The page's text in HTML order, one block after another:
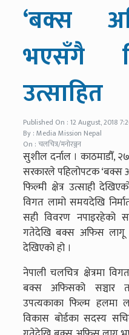
‘बक्स
भएसँगै
उत्साहित
Published On : 12 August, 2018
By : Media Mission Nepal
On : चलचित्र/मनोरञ्जन
सुशील दर्नाल । काठमाडौँ,
सरकारले पहिलोपटक ‘बक्स
फिल्मी क्षेत्र उत्साही
विगत लामो समयदेखि
सही विवरण नपाइरहेको
गतेदेखि बक्स अफिस लागू
देखिएको हो ।
नेपाली चलचित्र क्षेत्रमा
बक्स अफिसको सञ्चार
उपत्यकाका फिल्म हलमा
विकास बोर्डका सदस्य